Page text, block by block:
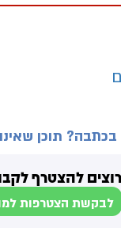
תוכן
רוצים להצטרף
לבקשת הצטרפות